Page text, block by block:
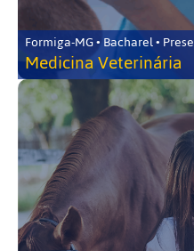
Formiga-MG • Bacharel •
Medicina Veterinária